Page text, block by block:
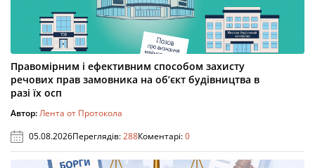
Правомірним і ефективним способом захисту
речових прав замовника на об’єкт будівництва в
разі їх осп
Автор:Лента от Протокола
05.08.2026Переглядів:288Коментарі:0